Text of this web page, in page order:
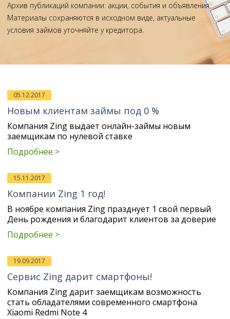
Архив публикаций компании: акции, события и объявления.
Материалы сохраняются в исходном виде, актуальные
условия займов уточняйте у кредитора.
05.12.2017
Новым клиентам займы под 0 %
Компания Zing выдает онлайн-займы новым
заемщикам по нулевой ставке
Подробнее >
15.11.2017
Компании Zing 1 год!
В ноябре компания Zing празднует 1 свой первый
День рождения и благодарит клиентов за доверие
Подробнее >
19.09.2017
Сервис Zing дарит смартфоны!
Компания Zing дарит заемщикам возможность
стать обладателями современного смартфона
Xiaomi Redmi Note 4